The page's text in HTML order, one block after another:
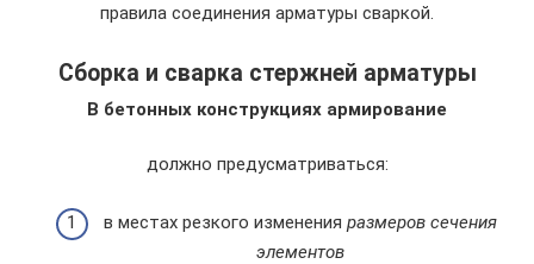
правила соединения арматуры сваркой.
Сборка и сварка стержней арматуры
В бетонных конструкциях армирование
должно предусматриваться:
в местах резкого изменения размеров сечения
элементов